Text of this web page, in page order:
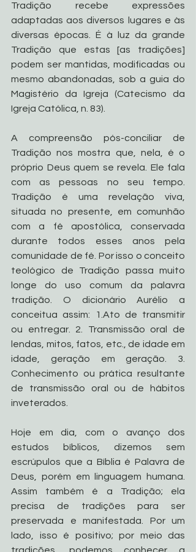
Tradição recebe expressões
adaptadas aos diversos lugares e às
diversas épocas. É à luz da grande
Tradição que estas [as tradições]
podem ser mantidas, modificadas ou
mesmo abandonadas, sob a guia do
Magistério da Igreja (Catecismo da
Igreja Católica, n. 83).
A compreensão pós-conciliar de
Tradição nos mostra que, nela, é o
próprio Deus quem se revela. Ele fala
com as pessoas no seu tempo.
Tradição é uma revelação viva,
situada no presente, em comunhão
com a fé apostólica, conservada
durante todos esses anos pela
comunidade de fé. Por isso o conceito
teológico de Tradição passa muito
longe do uso comum da palavra
tradição. O dicionário Aurélio a
conceitua assim: 1.Ato de transmitir
ou entregar. 2. Transmissão oral de
lendas, mitos, fatos, etc., de idade em
idade, geração em geração. 3.
Conhecimento ou prática resultante
de transmissão oral ou de hábitos
inveterados.
Hoje em dia, com o avanço dos
estudos bíblicos, dizemos sem
escrúpulos que a Bíblia é Palavra de
Deus, porém em linguagem humana.
Assim também é a Tradição; ela
precisa de tradições para ser
preservada e manifestada. Por um
lado, isso é positivo; por meio das